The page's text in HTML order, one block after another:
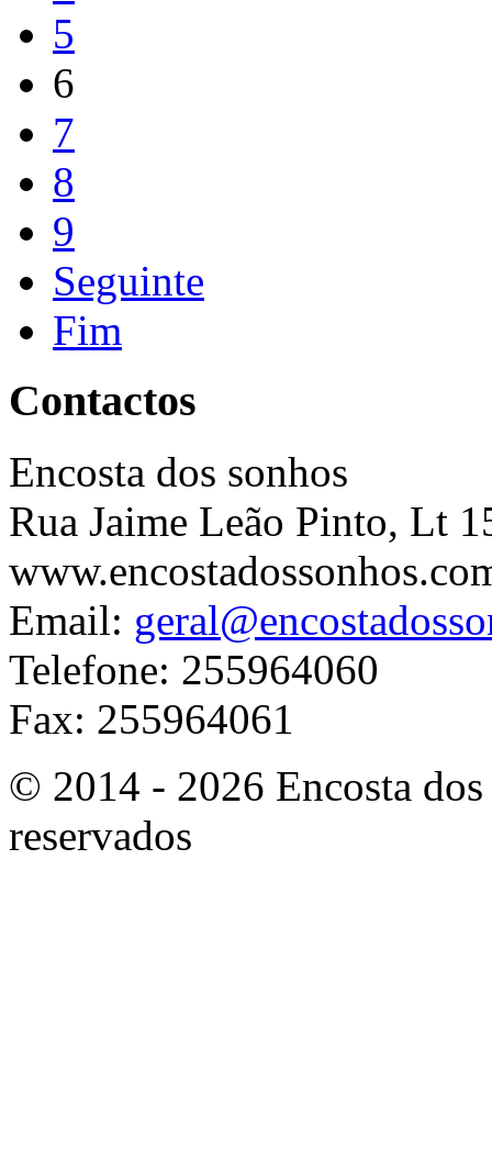
5
6
7
8
9
Seguinte
Fim
Contactos
Encosta dos sonhos
Rua Jaime Leão Pinto, Lt
Email:
Telefone: 255964060
Fax: 255964061
© 2014 - 2026 Encosta
reservados